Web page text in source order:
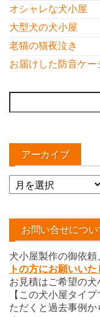
オシャレな犬小屋
大型犬の犬小屋
老猫の猫夜泣き
お届けした防音ケー
索:
アーカイブ
ア
ー
イ
お問い合せについ
犬小屋製作の御依
トの方にお願いいた
お見積はご希望の
【この犬小屋タイ
ただくと過去事例